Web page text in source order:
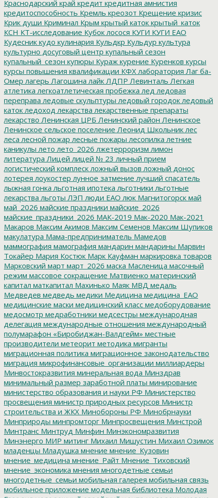
Краснодарский край кредит кредитная амнистия
кредитоспособность Кремль креозот Крещение кризис
Крик души Криминал Крым крытый каток крытый_каток
КСН КТ-исследование Кубок лосося КУГИ КУГИ ЕАО
Кудесник кудо кулинария Кульдкр Кульдур культура
культурно досуговый центр купальный сезон
купальный_сезон купюры Кураж курение Куренков курсы
курсы повышения квалификации КФХ лаборатория Лаг ба-
Омер лагерь Лагошина лайк ЛДПР Левинталь Легкая
атлетика легкоатлетическая пробежка лед ледовая
переправа ледовые скульптуры ледовый городок ледовый
каток ледоход лекарства лекарственные препараты
лекарство Ленинская ЦРБ Ленинский район Ленинское
Ленинское сельское поселение Леонид Школьник лес
леса лесной пожар лесные пожары лесопилка летние
каникулы лето лето_2026 лжетерроризм лимон
литература Лицей лицей № 23 личный прием
логистический комплеск ложный вызов ложный донос
лотерея лоукостер лунное затмение лучший спасатель
лыжная гонка льготная ипотека льготники льготные
лекарства льготы ЛЭП люди ЕАО люк Магнитогорск май
май_2026 майские праздники майские_2026
майские_праздники_2026 МАК-2019 Мак-2020 Мак-2021
Макаров Максим Акимов Максим Семенов Максим Шупиков
макулатура Мама-предприниматель Мамедов
маммография мамография мандарин мандарины Марвин
Токайер Мария Костюк Марк Кауфман маркировка товаров
Марковский март март_2026 маска Масленица масочный
режим массовое сокращение Матвиенко материнский
капитал маткапитал Махинько Маяк МВД медаль
Медведев медведь медики Медицина медицина_ЕАО
медицинские маски медицинский класс медоборудование
медосмотр медработники медсестры международная
делегация международные отношения международный
полумарафон «Биробиджан-Валдгейм» местные
производители метеорит методика мигранты
миграционная политика миграционное законодательство
миграция микрофинансовые_организации миллиардеры
Минвостокразвития минеральная вода Минздрав
минимальный размер заработной платы минирование
министерство образования и науки РФ Министерство
просвещения министр природных ресурсов Министр
строительства и ЖКХ Минобороны РФ Минобрнауки
Минприроды минпромторг Минпросвещения Минстрой
Минтранс Минтруд Минфин Минэкономразвития
Минэнерго МИР митинг Михаил Мишустин Михаил Озимок
младенцы Младушка мнение мнение_Кузовин
мнение_медицина мнение_Райт Мнение_Тиховский
мнение_экономика мнения многодетные семьи
многодетные_семьи мобильная галерея мобильная связь
мобильное приложение модельная библиотека Молодая